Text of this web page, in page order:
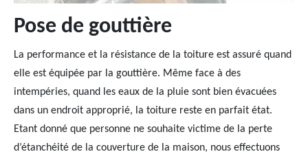
Pose de gouttière
La performance et la résistance de la toiture est assuré quand
elle est équipée par la gouttière. Même face à des
intempéries, quand les eaux de la pluie sont bien évacuées
dans un endroit approprié, la toiture reste en parfait état.
Etant donné que personne ne souhaite victime de la perte
d’étanchéité de la couverture de la maison, nous effectuons